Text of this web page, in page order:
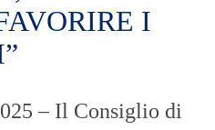
I
– Il Consiglio di